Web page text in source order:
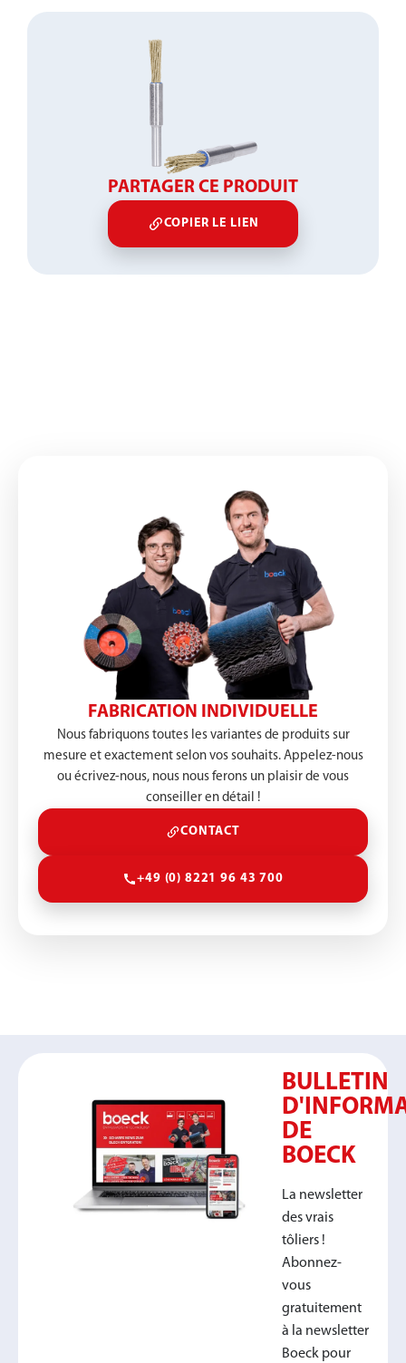
PARTAGER CE PRODUIT
COPIER LE LIEN
FABRICATION INDIVIDUELLE
Nous fabriquons toutes les variantes de produits sur
mesure et exactement selon vos souhaits. Appelez-nous
ou écrivez-nous, nous nous ferons un plaisir de vous
conseiller en détail !
CONTACT
+49 (0) 8221 96 43 700
BULLETIN
DE
BOECK
La newsletter
des vrais
tôliers !
Abonnez-
vous
gratuitement
à la newsletter
Boeck pour